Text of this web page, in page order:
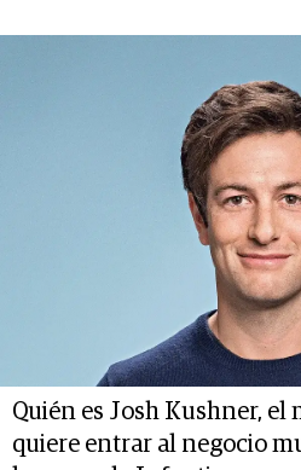
Quién es Josh Kushner,
quiere entrar al negocio